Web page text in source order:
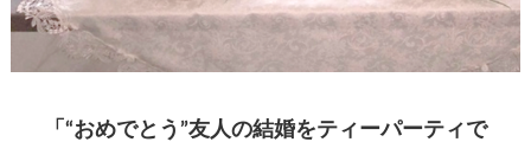
「“おめでとう”友人の結婚をティーパーティで